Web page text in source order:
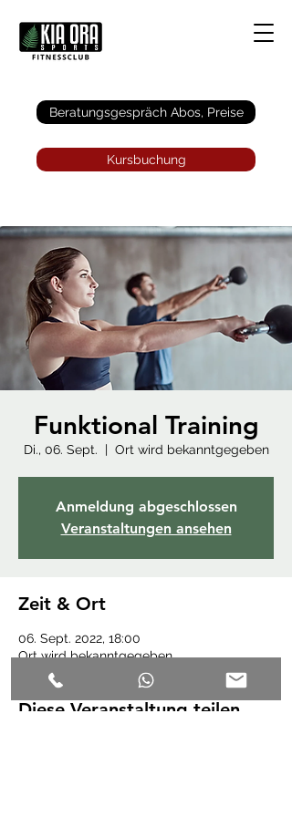
Beratungsgespräch Abos, Preise
Kursbuchung
Funktional Training
Di., 06. Sept.
  |
Ort wird bekanntgegeben
Anmeldung abgeschlossen
Veranstaltungen ansehen
Zeit & Ort
06. Sept. 2022, 18:00
Ort wird bekanntgegeben
Diese Veranstaltung teilen